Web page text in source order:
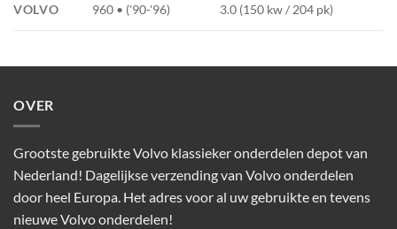
VOLVO 960 • ('90-'96) 3.0 (150 kw / 204 pk)
OVER
Grootste gebruikte Volvo klassieker onderdelen depot van
Nederland! Dagelijkse verzending van Volvo onderdelen
door heel Europa. Het adres voor al uw gebruikte en tevens
nieuwe Volvo onderdelen!